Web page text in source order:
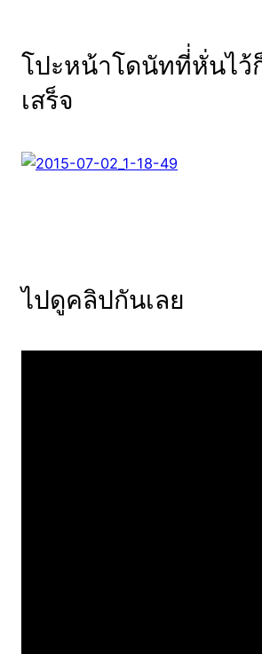
โปะหน้าโดนัทที่่หั่นไว้
เสร็จ
ไปดูคลิปกันเลย